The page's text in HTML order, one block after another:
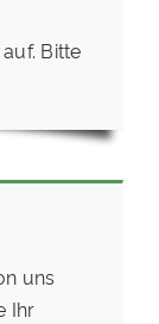
Bitte
uns
Ihr